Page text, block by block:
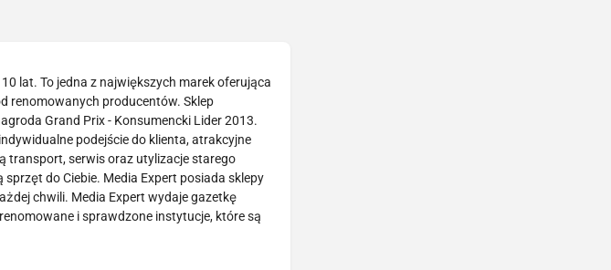
lat. To jedna z największych marek oferująca
renomowanych producentów. Sklep
Grand Prix - Konsumencki Lider 2013.
podejście do klienta, atrakcyjne
transport, serwis oraz utylizacje starego
do Ciebie. Media Expert posiada sklepy
chwili. Media Expert wydaje gazetkę
i sprawdzone instytucje, które są